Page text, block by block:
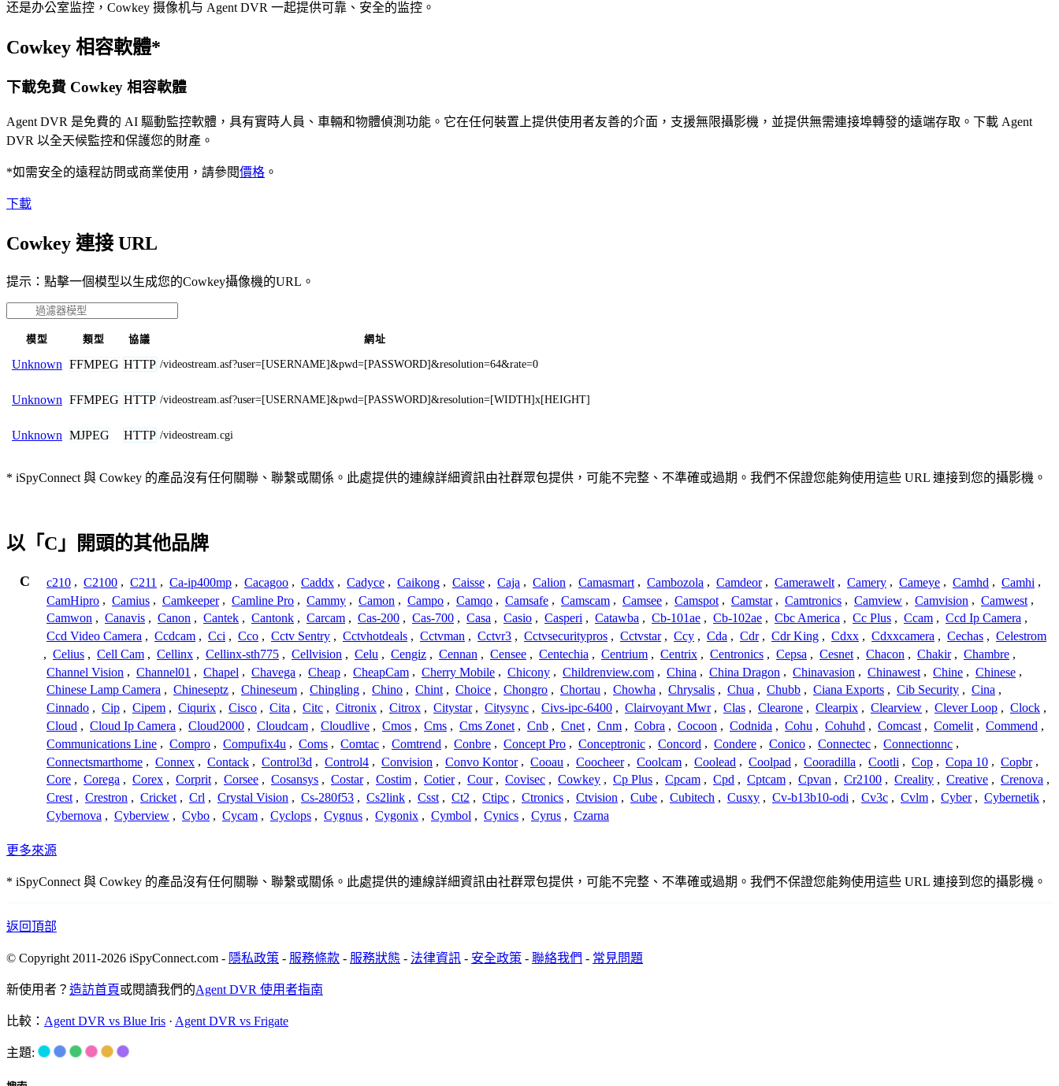
还是办公室监控，Cowkey 摄像机与 Agent DVR 一起提供可靠、安全的监控。
Cowkey 相容軟體*
下載免費 Cowkey 相容軟體
Agent DVR 是免費的 AI 驅動監控軟體，具有實時人員、車輛和物體偵測功能。它在任何裝置上提供使用者友善的介面，支援無限攝影機，並提供無需連接埠轉發的遠端存取。下載 Agent
DVR 以全天候監控和保護您的財產。
*如需安全的遠程訪問或商業使用，請參閱價格 。
下載
Cowkey 連接 URL
提示：點擊一個模型以生成您的Cowkey攝像機的URL。
模型 類型 協議 網址
Unknown FFMPEG HTTP /videostream.asf?user=[USERNAME]&pwd=[PASSWORD]&resolution=64&rate=0
Unknown FFMPEG HTTP /videostream.asf?user=[USERNAME]&pwd=[PASSWORD]&resolution=[WIDTH]x[HEIGHT]
Unknown MJPEG HTTP /videostream.cgi
* iSpyConnect 與 Cowkey 的產品沒有任何關聯、聯繫或關係。此處提供的連線詳細資訊由社群眾包提供，可能不完整、不準確或過期。我們不保證您能夠使用這些 URL 連接到您的攝影機。
以「C」開頭的其他品牌
C c210 , C2100 , C211 , Ca-ip400mp , Cacagoo , Caddx , Cadyce , Caikong , Caisse , Caja , Calion , Camasmart , Cambozola , Camdeor , Camerawelt , Camery , Cameye , Camhd , Camhi ,
CamHipro , Camius , Camkeeper , Camline Pro , Cammy , Camon , Campo , Camqo , Camsafe , Camscam , Camsee , Camspot , Camstar , Camtronics , Camview , Camvision , Camwest ,
Camwon , Canavis , Canon , Cantek , Cantonk , Carcam , Cas-200 , Cas-700 , Casa , Casio , Casperi , Catawba , Cb-101ae , Cb-102ae , Cbc America , Cc Plus , Ccam , Ccd Ip Camera ,
Ccd Video Camera , Ccdcam , Cci , Cco , Cctv Sentry , Cctvhotdeals , Cctvman , Cctvr3 , Cctvsecuritypros , Cctvstar , Ccy , Cda , Cdr , Cdr King , Cdxx , Cdxxcamera , Cechas , Celestrom
, Celius , Cell Cam , Cellinx , Cellinx-sth775 , Cellvision , Celu , Cengiz , Cennan , Censee , Centechia , Centrium , Centrix , Centronics , Cepsa , Cesnet , Chacon , Chakir , Chambre ,
Channel Vision , Channel01 , Chapel , Chavega , Cheap , CheapCam , Cherry Mobile , Chicony , Childrenview.com , China , China Dragon , Chinavasion , Chinawest , Chine , Chinese ,
Chinese Lamp Camera , Chineseptz , Chineseum , Chingling , Chino , Chint , Choice , Chongro , Chortau , Chowha , Chrysalis , Chua , Chubb , Ciana Exports , Cib Security , Cina ,
Cinnado , Cip , Cipem , Ciqurix , Cisco , Cita , Citc , Citronix , Citrox , Citystar , Citysync , Civs-ipc-6400 , Clairvoyant Mwr , Clas , Clearone , Clearpix , Clearview , Clever Loop , Clock ,
Cloud , Cloud Ip Camera , Cloud2000 , Cloudcam , Cloudlive , Cmos , Cms , Cms Zonet , Cnb , Cnet , Cnm , Cobra , Cocoon , Codnida , Cohu , Cohuhd , Comcast , Comelit , Commend ,
Communications Line , Compro , Compufix4u , Coms , Comtac , Comtrend , Conbre , Concept Pro , Conceptronic , Concord , Condere , Conico , Connectec , Connectionnc ,
Connectsmarthome , Connex , Contack , Control3d , Control4 , Convision , Convo Kontor , Cooau , Coocheer , Coolcam , Coolead , Coolpad , Cooradilla , Cootli , Cop , Copa 10 , Copbr ,
Core , Corega , Corex , Corprit , Corsee , Cosansys , Costar , Costim , Cotier , Cour , Covisec , Cowkey , Cp Plus , Cpcam , Cpd , Cptcam , Cpvan , Cr2100 , Creality , Creative , Crenova ,
Crest , Crestron , Cricket , Crl , Crystal Vision , Cs-280f53 , Cs2link , Csst , Ct2 , Ctipc , Ctronics , Ctvision , Cube , Cubitech , Cusxy , Cv-b13b10-odi , Cv3c , Cvlm , Cyber , Cybernetik ,
Cybernova , Cyberview , Cybo , Cycam , Cyclops , Cygnus , Cygonix , Cymbol , Cynics , Cyrus , Czarna
更多來源
* iSpyConnect 與 Cowkey 的產品沒有任何關聯、聯繫或關係。此處提供的連線詳細資訊由社群眾包提供，可能不完整、不準確或過期。我們不保證您能夠使用這些 URL 連接到您的攝影機。
返回頂部
© Copyright 2011-2026 iSpyConnect.com - 隱私政策 - 服務條款 - 服務狀態 - 法律資訊 - 安全政策 - 聯絡我們 - 常見問題
新使用者？ 造訪首頁或閱讀我們的Agent DVR 使用者指南
比較： Agent DVR vs Blue Iris · Agent DVR vs Frigate
主題: